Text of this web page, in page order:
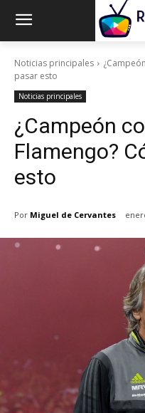
Noticias principales
pasar esto
Noticias principales
¿Campeón
Flamengo?
esto
Por Miguel de Cervantes